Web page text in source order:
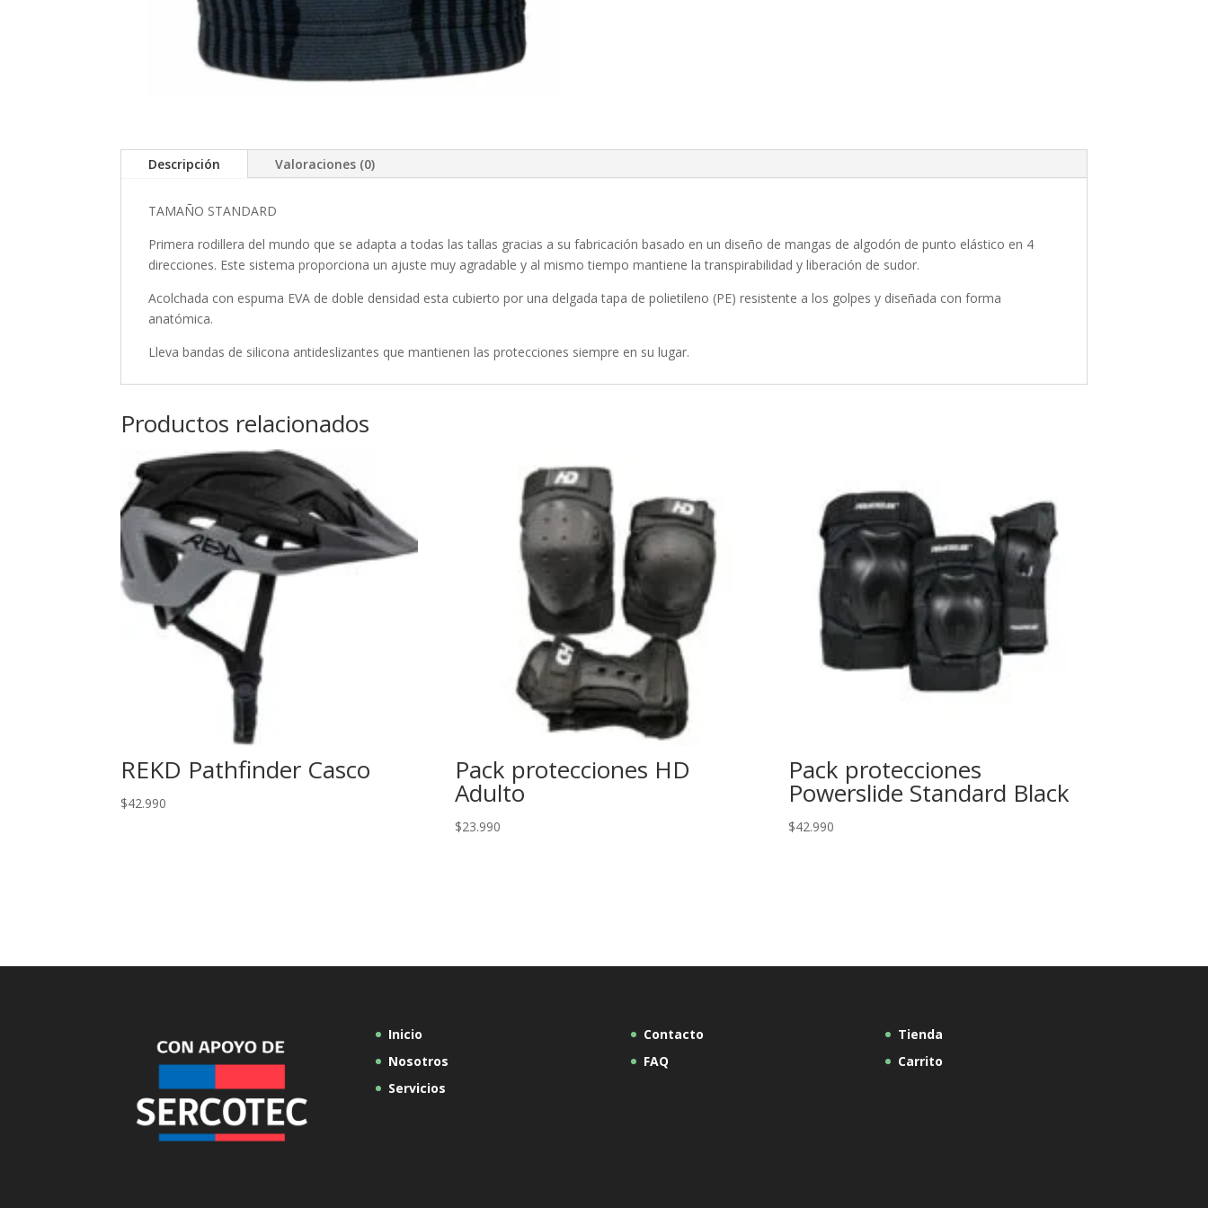
Descripción Valoraciones (0)
TAMAÑO STANDARD
Primera rodillera del mundo que se adapta a todas las tallas gracias a su fabricación basado en un diseño de mangas de algodón de punto elástico en 4
direcciones. Este sistema proporciona un ajuste muy agradable y al mismo tiempo mantiene la transpirabilidad y liberación de sudor.
Acolchada con espuma EVA de doble densidad esta cubierto por una delgada tapa de polietileno (PE) resistente a los golpes y diseñada con forma
anatómica.
Lleva bandas de silicona antideslizantes que mantienen las protecciones siempre en su lugar.
Productos relacionados
REKD Pathfinder Casco
$42.990
Pack protecciones HD
Adulto
$23.990
Pack protecciones
Powerslide Standard Black
$42.990
Inicio
Nosotros
Servicios
Contacto
FAQ
Tienda
Carrito